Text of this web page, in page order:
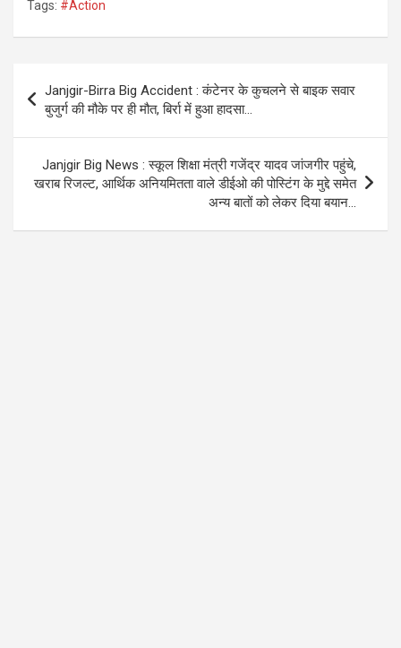
ce
o
o
k
tt
A
p
p
a
m
Tags: #Action
navigation
Janjgir-Birra Big Accident : कंटेनर के कुचलने से बाइक सवार
बुजुर्ग की मौके पर ही मौत, बिर्रा में हुआ हादसा…
Janjgir Big News : स्कूल शिक्षा मंत्री गजेंद्र यादव जांजगीर पहुंचे,
खराब रिजल्ट, आर्थिक अनियमितता वाले डीईओ की पोस्टिंग के मुद्दे समेत
अन्य बातों को लेकर दिया बयान…